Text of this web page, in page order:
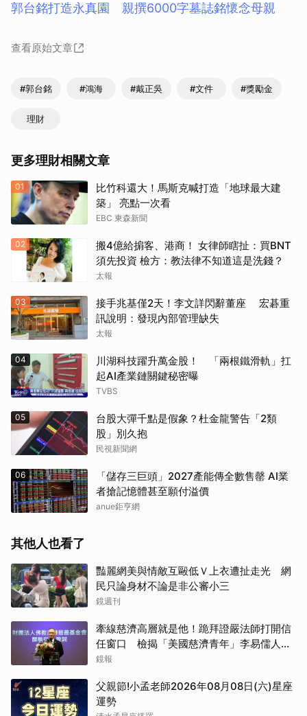
郭台銘打造永真園 親撰6000字墓誌銘懷念母親
查看原始文章
#郭台銘 #鴻海 #戴正吳 #文件 #獎勵金
理財
更多理財相關文章
01
比竹科還大！馬斯克喊打造「地球最大建
築」 亮點一次看
EBC 東森新聞
02
搬4億給掮客、港商！ 女律師瞎扯：買BNT
須先投資 檢方：教法律不知道這是洗錢？
太報
03
接手兆基僅2天！李文詳閃辭董座 宏碁重
訊說明：發現內部管理缺失
太報
04
川湖科技躍升萬金股！ 「兩根鐵滑軌」扛
起AI產業鏈關鍵秘密曝
TVBS
05
台股大彈千點是假象？杜金龍警告「2類
股」別久抱
民視新聞網
06
「儲存三巨頭」2027產能傳全數售罄 AI業
者搶記憶體甚至願付溢價
anue鉅亨網
其他人也看了
豔麗網美與情敵互毆低Ｖ上衣遭扯走光 網
民只論身材不論是非公審小三
鏡週刊
牽線慈濟高層就是他！跪拜證嚴法師打開信
任窗口 檢揭「美國慈濟青年」李易儒人脈
網絡
鏡報
父親節!小孟老師2026年08月08日(六)星座
運勢